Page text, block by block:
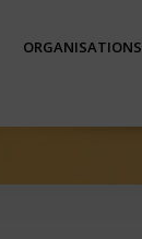
ORGANISATIONS